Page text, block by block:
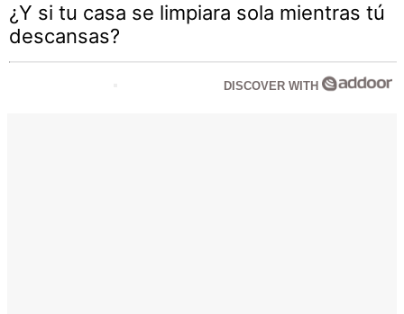
¿Y si tu casa se limpiara sola mientras tú
descansas?
DISCOVER WITH